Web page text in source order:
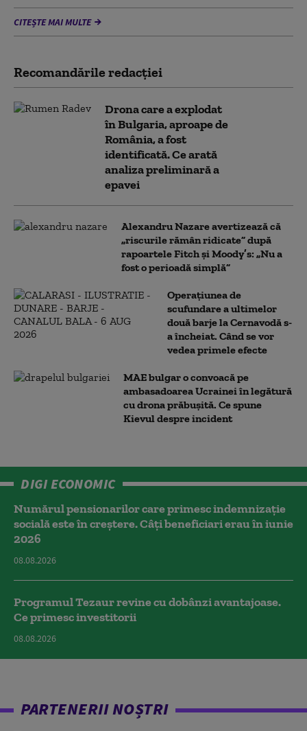
CITEȘTE MAI MULTE
Recomandările redacţiei
Drona care a explodat
în Bulgaria, aproape de
România, a fost
identificată. Ce arată
analiza preliminară a
epavei
Alexandru Nazare avertizează că
„riscurile rămân ridicate” după
rapoartele Fitch și Moody’s: „Nu a
fost o perioadă simplă”
Operațiunea de
scufundare a ultimelor
două barje la Cernavodă s-
a încheiat. Când se vor
vedea primele efecte
MAE bulgar o convoacă pe
ambasadoarea Ucrainei în legătură
cu drona prăbuşită. Ce spune
Kievul despre incident
DIGI ECONOMIC
Numărul pensionarilor care primesc indemnizaţie
socială este în creștere. Câți beneficiari erau în iunie
2026
08.08.2026
Programul Tezaur revine cu dobânzi avantajoase.
Ce primesc investitorii
08.08.2026
PARTENERII NOȘTRI